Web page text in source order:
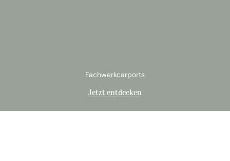
Fachwerkcarports
Jetzt entdecken